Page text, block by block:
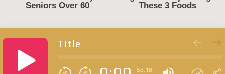
Title
53:18